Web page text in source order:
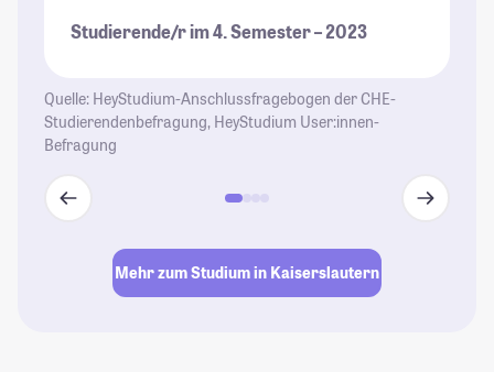
Studierende/r im 4. Semester – 2023
Quelle: HeyStudium-Anschlussfragebogen der CHE-
Studierendenbefragung, HeyStudium User:innen-
Befragung
Mehr zum Studium in Kaiserslautern